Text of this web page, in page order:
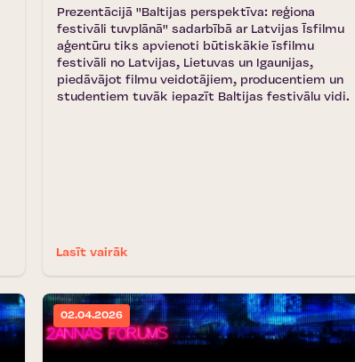
Prezentācijā ''Baltijas perspektīva: reģiona
festivāli tuvplānā'' sadarbībā ar Latvijas Īsfilmu
aģentūru tiks apvienoti būtiskākie īsfilmu
festivāli no Latvijas, Lietuvas un Igaunijas,
piedāvājot filmu veidotājiem, producentiem un
studentiem tuvāk iepazīt Baltijas festivālu vidi.
Lasīt vairāk
02.04.2026